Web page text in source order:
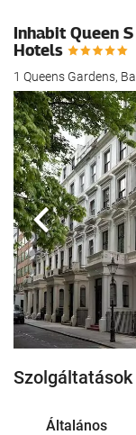
Inhabit Queen
Hotels
1 Queens Gardens,
Előző
Szolgáltatások
Általános